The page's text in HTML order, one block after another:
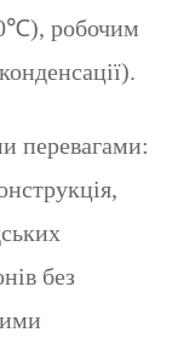
робочим
перевагами:
без